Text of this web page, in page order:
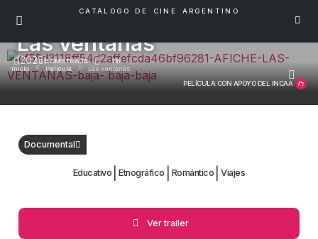
CATÁLOGO DE CINE ARGENTINO
PELÍCULA CON APOYO DEL INCAA
Inicio Pelicula Las ventanas
LARGOMETRAJE 76'
Las ventanas
(2023)
Documental
Educativo Etnográfico Romántico Viajes
Ver trailer